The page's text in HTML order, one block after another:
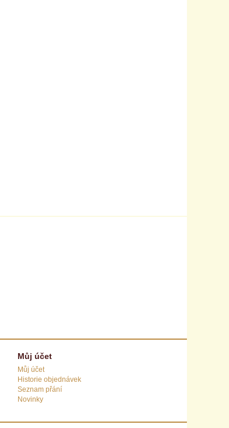
Můj účet
Můj účet
Historie objednávek
Seznam přání
Novinky